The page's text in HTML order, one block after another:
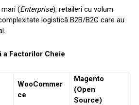
(Enterprise), retaileri cu volum
logistică B2B/B2C care au
a Factorilor Cheie
WooCommer
ce
Magento
(Open
Source)